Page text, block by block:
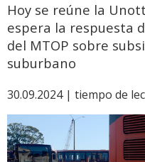
Hoy se reúne la
espera la respuesta
del MTOP sobre
suburbano
30.09.2024 | tiempo de